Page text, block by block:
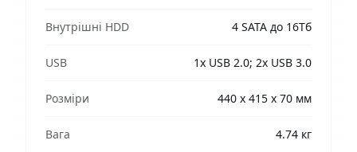
Внутрішні HDD 4 SATA до 16Тб
USB 1х USB 2.0; 2х USB 3.0
Розміри 440 х 415 х 70 мм
Вага 4.74 кг